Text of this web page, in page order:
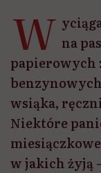
W na
papierowych
wsiąka,
Niektóre
w jakich żyją